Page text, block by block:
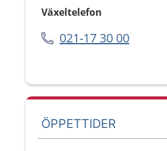
Växeltelefon
021-17 30 00
ÖPPETTIDER